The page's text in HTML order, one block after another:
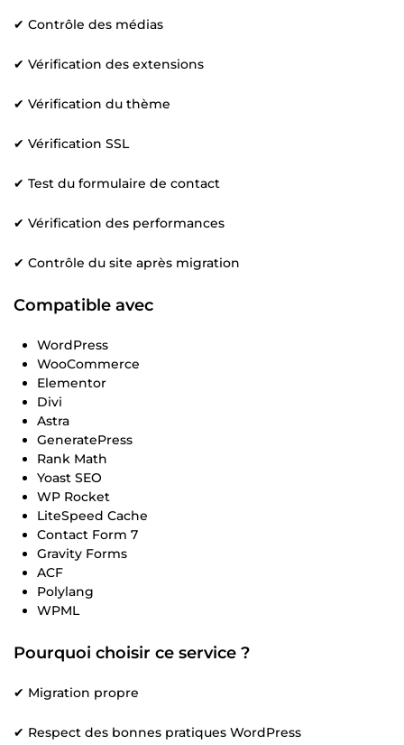
✔ Contrôle des médias
✔ Vérification des extensions
✔ Vérification du thème
✔ Vérification SSL
✔ Test du formulaire de contact
✔ Vérification des performances
✔ Contrôle du site après migration
Compatible avec
WordPress
WooCommerce
Elementor
Divi
Astra
GeneratePress
Rank Math
Yoast SEO
WP Rocket
LiteSpeed Cache
Contact Form 7
Gravity Forms
ACF
Polylang
WPML
Pourquoi choisir ce service ?
✔ Migration propre
✔ Respect des bonnes pratiques WordPress